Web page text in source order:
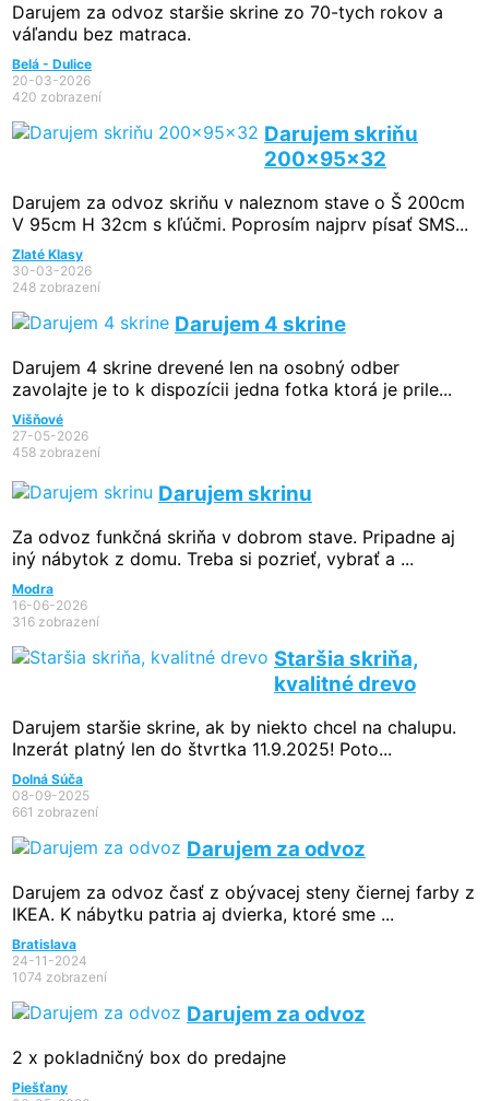
Darujem za odvoz staršie skrine zo 70-tych rokov a
váľandu bez matraca.
Belá - Dulice
20-03-2026
420 zobrazení
Darujem skriňu
200x95x32
Darujem za odvoz skriňu v naleznom stave o Š 200cm
V 95cm H 32cm s kľúčmi. Poprosím najprv písať SMS...
Zlaté Klasy
30-03-2026
248 zobrazení
Darujem 4 skrine
Darujem 4 skrine drevené len na osobný odber
zavolajte je to k dispozícii jedna fotka ktorá je prile...
Višňové
27-05-2026
458 zobrazení
Darujem skrinu
Za odvoz funkčná skriňa v dobrom stave. Pripadne aj
iný nábytok z domu. Treba si pozrieť, vybrať a ...
Modra
16-06-2026
316 zobrazení
Staršia skriňa,
kvalitné drevo
Darujem staršie skrine, ak by niekto chcel na chalupu.
Inzerát platný len do štvrtka 11.9.2025! Poto...
Dolná Súča
08-09-2025
661 zobrazení
Darujem za odvoz
Darujem za odvoz časť z obývacej steny čiernej farby z
IKEA. K nábytku patria aj dvierka, ktoré sme ...
Bratislava
24-11-2024
1074 zobrazení
Darujem za odvoz
2 x pokladničný box do predajne
Piešťany